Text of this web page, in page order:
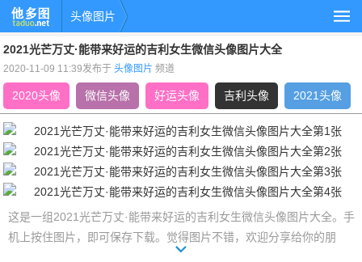
头像图片
2021光芒万丈·能带来好运的吉利女生微信头像图片大全
2020-11-09 11:39发布于头像图片 频道
2020头像 微信头像 好运头像 吉利头像 2021头像
这是一组2021光芒万丈·能带来好运的吉利女生微信头像图片大全。手
机上按住图片，即可保存下载。觉得图片不错，欢迎分享给你的朋
友，了解更多吉利头像,好运头像,微信头像,2020头像、2021头像相关